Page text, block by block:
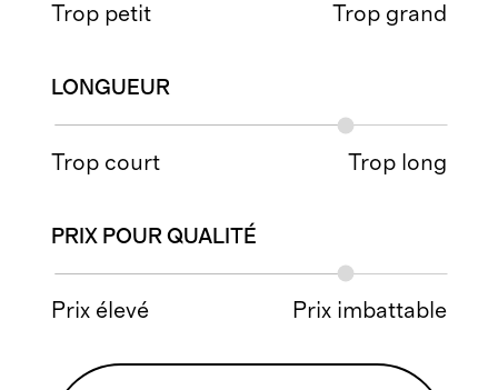
Trop petit Trop grand
LONGUEUR
Trop court Trop long
PRIX POUR QUALITÉ
Prix élevé Prix imbattable